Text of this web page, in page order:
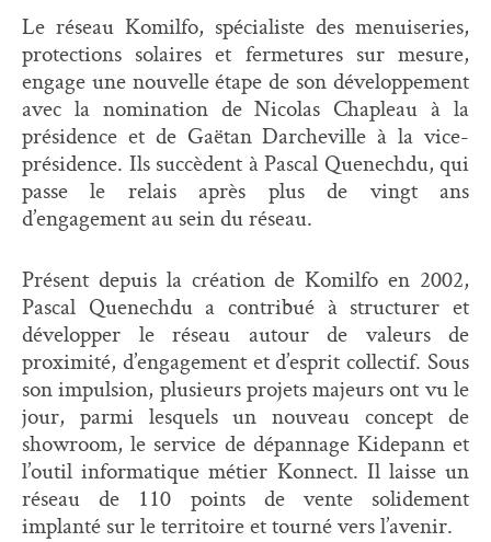
Le réseau Komilfo, spécialiste des menuiseries,
protections solaires et fermetures sur mesure,
engage une nouvelle étape de son développement
avec la nomination de Nicolas Chapleau à la
présidence et de Gaëtan Darcheville à la vice-
présidence. Ils succèdent à Pascal Quenechdu, qui
passe le relais après plus de vingt ans
d’engagement au sein du réseau.
Présent depuis la création de Komilfo en 2002,
Pascal Quenechdu a contribué à structurer et
développer le réseau autour de valeurs de
proximité, d’engagement et d’esprit collectif. Sous
son impulsion, plusieurs projets majeurs ont vu le
jour, parmi lesquels un nouveau concept de
showroom, le service de dépannage Kidepann et
l’outil informatique métier Konnect. Il laisse un
réseau de 110 points de vente solidement
implanté sur le territoire et tourné vers l’avenir.